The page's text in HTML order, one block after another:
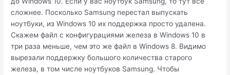
сложнее. Посколько Samsung перестал выпускать
ноутбуки, из Windows 10 их поддержка просто удалена.
Скажем файл с конфигурациями железа в Windows 10 в
три раза меньше, чем это же файл в Windows 8. Видимо
вырезали поддержку большого количества старого
железа, в том числе ноутбуков Samsung. Чтобы